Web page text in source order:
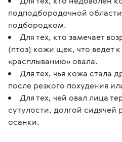
подподбородочной
подбородком.
Для тех, кто замечает
(птоз) кожи щек, что ведет
«расплыванию» овала.
Для тех, чья кожа стала
после резкого похудения
Для тех, чей овал лица
сутулости, долгой
осанки.